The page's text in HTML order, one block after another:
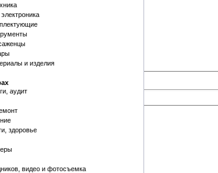
и изделия
аудит
здоровье
видео и фотосъемка